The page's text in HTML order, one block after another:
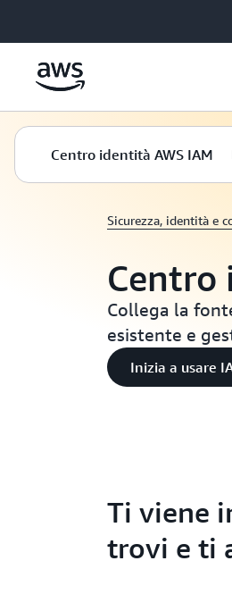
Centro identità AWS IAM
Sicurezza, identità e
Centro
Collega la
esistente e
Inizia a usare
Ti viene
trovi e ti